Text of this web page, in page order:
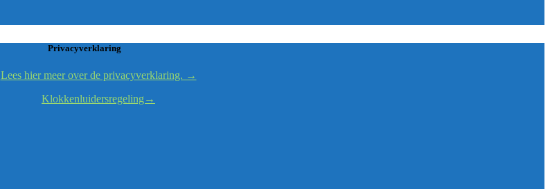
Privacyverklaring
Lees hier meer over de privacyverklaring. →
Klokkenluidersregeling→